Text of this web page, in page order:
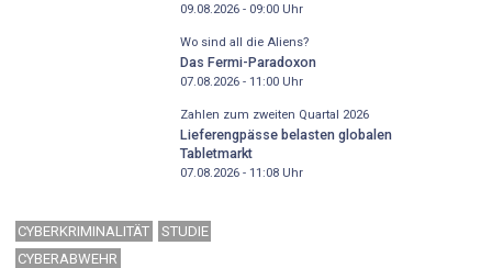
09.08.2026 - 09:00Uhr
Wo sind all die Aliens?
Das Fermi-Paradoxon
07.08.2026 - 11:00Uhr
Zahlen zum zweiten Quartal 2026
Lieferengpässe belasten globalen
Tabletmarkt
07.08.2026 - 11:08Uhr
CYBERKRIMINALITÄT
STUDIE
CYBERABWEHR